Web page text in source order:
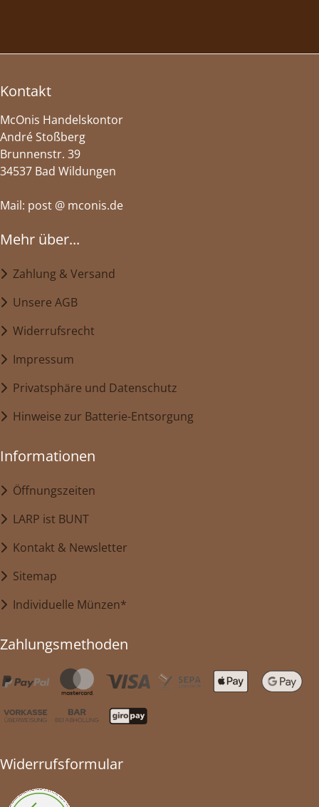
Kontakt
McOnis Handelskontor
André Stoßberg
Brunnenstr. 39
34537 Bad Wildungen
Mail: post @ mconis.de
Mehr über...
Zahlung & Versand
Unsere AGB
Widerrufsrecht
Impressum
Privatsphäre und Datenschutz
Hinweise zur Batterie-Entsorgung
Informationen
Öffnungszeiten
LARP ist BUNT
Kontakt & Newsletter
Sitemap
Individuelle Münzen*
Zahlungsmethoden
Widerrufsformular